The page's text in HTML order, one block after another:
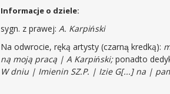
Informacje o dziele:
sygn. z prawej:A. Karpiński
Na odwrocie, ręką artysty (czarną kredką):
ną moją pracą | A Karpiński;ponadto
W dniu | Imienin SZ.P. | Izie G[...] na |